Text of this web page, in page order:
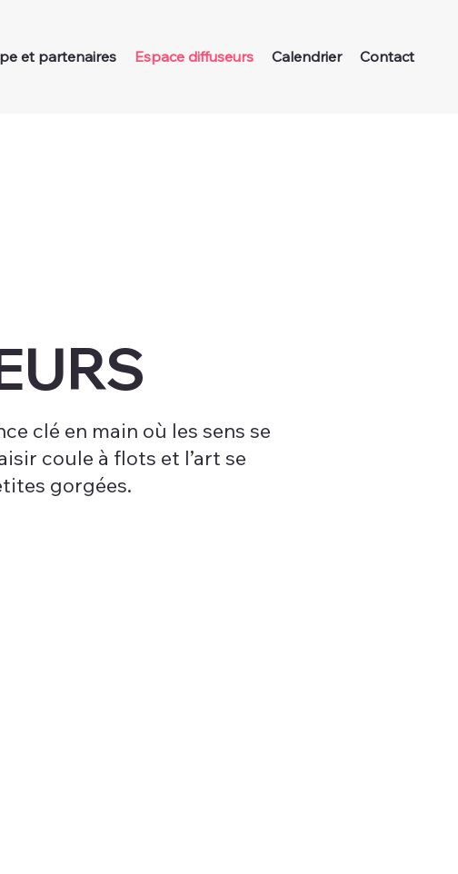
et partenaires Espace diffuseurs Calendrier Contact
clé en main où les sens se
coule à flots et l’art se
gorgées.